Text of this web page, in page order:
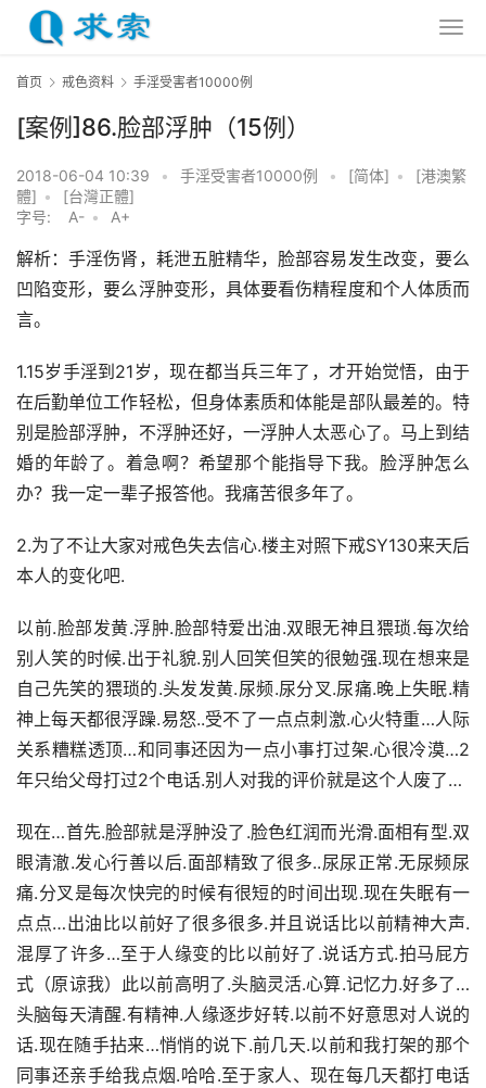
首页 戒色资料 手淫受害者10000例
[案例]86.脸部浮肿（15例）
2018-06-04 10:39 • 手淫受害者10000例 • [简体] •
[港澳繁
體] •
[台灣正體]
字号:
A- • A+
解析：手淫伤肾，耗泄五脏精华，脸部容易发生改变，要么
凹陷变形，要么浮肿变形，具体要看伤精程度和个人体质而
言。
1.15岁手淫到21岁，现在都当兵三年了，才开始觉悟，由于
在后勤单位工作轻松，但身体素质和体能是部队最差的。特
别是脸部浮肿，不浮肿还好，一浮肿人太恶心了。马上到结
婚的年龄了。着急啊？希望那个能指导下我。脸浮肿怎么
办？我一定一辈子报答他。我痛苦很多年了。
2.为了不让大家对戒色失去信心.楼主对照下戒SY130来天后
本人的变化吧.
以前.脸部发黄.浮肿.脸部特爱出油.双眼无神且猥琐.每次给
别人笑的时候.出于礼貌.别人回笑但笑的很勉强.现在想来是
自己先笑的猥琐的.头发发黄.尿频.尿分叉.尿痛.晚上失眠.精
神上每天都很浮躁.易怒..受不了一点点刺激.心火特重…人际
关系糟糕透顶…和同事还因为一点小事打过架.心很冷漠…2
年只绐父母打过2个电话.别人对我的评价就是这个人废了…
现在…首先.脸部就是浮肿没了.脸色红润而光滑.面相有型.双
眼清澈.发心行善以后.面部精致了很多..尿尿正常.无尿频尿
痛.分叉是每次快完的时候有很短的时间出现.现在失眠有一
点点…出油比以前好了很多很多.并且说话比以前精神大声.
混厚了许多…至于人缘变的比以前好了.说话方式.拍马屁方
式（原谅我）此以前高明了.头脑灵活.心算.记忆力.好多了…
头脑每天清醒.有精神.人缘逐步好转.以前不好意思对人说的
话.现在随手拈来…悄悄的说下.前几天.以前和我打架的那个
同事还亲手给我点烟.哈哈.至于家人、现在每几天都打电话